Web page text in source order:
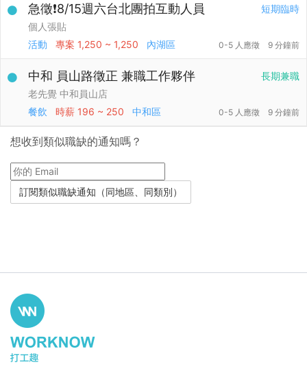
短期臨時
急徵❗️8/15週六台北團拍互動人員
個人張貼
活動
專案 1,250 ~ 1,250 內湖區 0-5 人應徵 9 分鐘前
長期兼職
中和 員山路徵正 兼職工作夥伴
老先覺 中和員山店
餐飲
時薪 196 ~ 250 中和區 0-5 人應徵 9 分鐘前
想收到類似職缺的通知嗎？